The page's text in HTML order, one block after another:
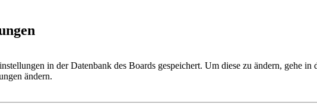
in der Datenbank des Boards gespeichert. Um diese zu ändern, gehe
ändern.